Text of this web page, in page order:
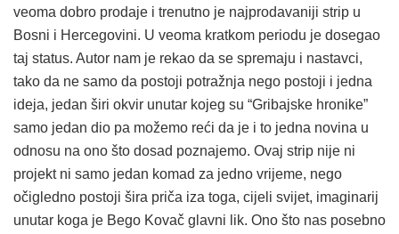
veoma dobro prodaje i trenutno je najprodavaniji strip u
Bosni i Hercegovini. U veoma kratkom periodu je dosegao
taj status. Autor nam je rekao da se spremaju i nastavci,
tako da ne samo da postoji potražnja nego postoji i jedna
ideja, jedan širi okvir unutar kojeg su “Gribajske hronike”
samo jedan dio pa možemo reći da je i to jedna novina u
odnosu na ono što dosad poznajemo. Ovaj strip nije ni
projekt ni samo jedan komad za jedno vrijeme, nego
očigledno postoji šira priča iza toga, cijeli svijet, imaginarij
unutar koga je Bego Kovač glavni lik. Ono što nas posebno